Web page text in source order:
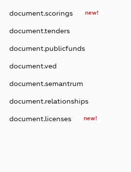
document.scorings new!
document.tenders
document.publicfunds
document.ved
document.semantrum
document.relationships
document.licenses new!